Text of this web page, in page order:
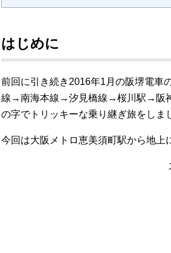
はじめに
前回に引き続き2016年1月の阪堺電車
線→南海本線→汐見橋線→桜川駅→阪
の字でトリッキーな乗り継ぎ旅をしま
今回は大阪メトロ恵美須町駅から地上